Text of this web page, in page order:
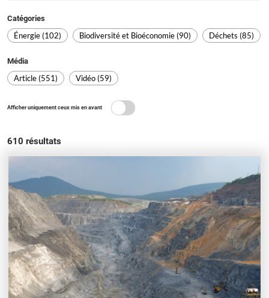
Catégories
Énergie (102) Biodiversité et Bioéconomie (90) Déchets (85)
Média
Article (551) Vidéo (59)
Afficher uniquement ceux mis en avant
610 résultats